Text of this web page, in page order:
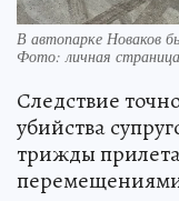
В автопарке Новаков
Фото: личная
Следствие
убийства
трижды